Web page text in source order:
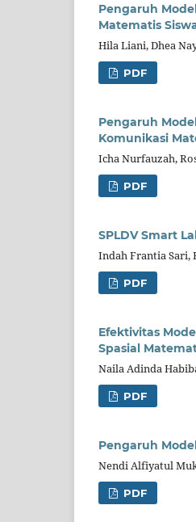
Pengaruh
Matematis
Hila Liani, Dhea
PDF
Pengaruh
Komunikasi
Icha Nurfauzah,
PDF
SPLDV Smart
Indah Frantia Sari,
PDF
Efektivitas
Spasial
Naila Adinda
PDF
Pengaruh
Nendi Alfiyatul
PDF